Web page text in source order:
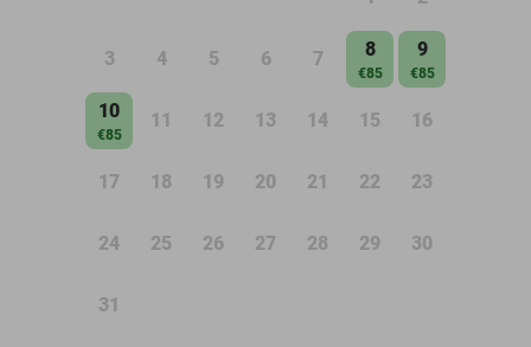
3 4 5 6 7 8
€85
9
€85
10
€85
11 12 13 14 15 16
17 18 19 20 21 22 23
24 25 26 27 28 29 30
31